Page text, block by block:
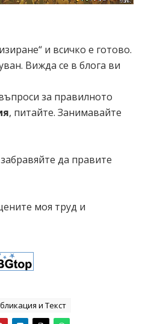
и всичко е готово.
Вижда се в блога ви
за правилното
, питайте. Занимавайте
да правите
моя труд и
и Текст